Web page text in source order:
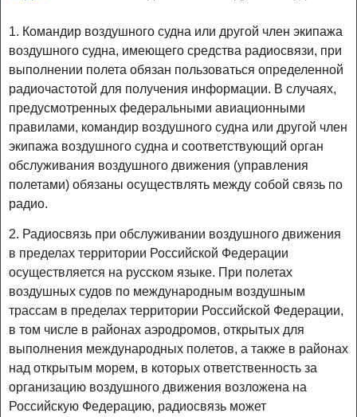
1. Командир воздушного судна или другой член экипажа
воздушного судна, имеющего средства радиосвязи, при
выполнении полета обязан пользоваться определенной
радиочастотой для получения информации. В случаях,
предусмотренных федеральными авиационными
правилами, командир воздушного судна или другой член
экипажа воздушного судна и соответствующий орган
обслуживания воздушного движения (управления
полетами) обязаны осуществлять между собой связь по
радио.
2. Радиосвязь при обслуживании воздушного движения
в пределах территории Российской Федерации
осуществляется на русском языке. При полетах
воздушных судов по международным воздушным
трассам в пределах территории Российской Федерации,
в том числе в районах аэродромов, открытых для
выполнения международных полетов, а также в районах
над открытым морем, в которых ответственность за
организацию воздушного движения возложена на
Российскую Федерацию, радиосвязь может